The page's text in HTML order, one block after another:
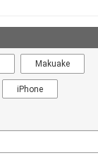
Makuake
iPhone